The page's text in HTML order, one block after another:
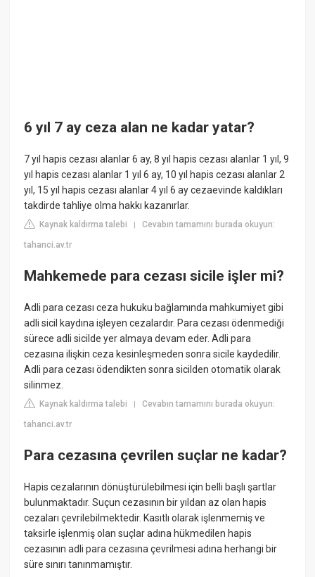
6 yıl 7 ay ceza alan ne kadar yatar?
7 yıl hapis cezası alanlar 6 ay, 8 yıl hapis cezası alanlar 1 yıl, 9
yıl hapis cezası alanlar 1 yıl 6 ay, 10 yıl hapis cezası alanlar 2
yıl, 15 yıl hapis cezası alanlar 4 yıl 6 ay cezaevinde kaldıkları
takdirde tahliye olma hakkı kazanırlar.
Kaynak kaldırma talebi |Cevabın tamamını burada okuyun:
tahanci.av.tr
Mahkemede para cezası sicile işler mi?
Adli para cezası ceza hukuku bağlamında mahkumiyet gibi
adli sicil kaydına işleyen cezalardır. Para cezası ödenmediği
sürece adli sicilde yer almaya devam eder. Adli para
cezasına ilişkin ceza kesinleşmeden sonra sicile kaydedilir.
Adli para cezası ödendikten sonra sicilden otomatik olarak
silinmez.
Kaynak kaldırma talebi |Cevabın tamamını burada okuyun:
tahanci.av.tr
Para cezasına çevrilen suçlar ne kadar?
Hapis cezalarının dönüştürülebilmesi için belli başlı şartlar
bulunmaktadır. Suçun cezasının bir yıldan az olan hapis
cezaları çevrilebilmektedir. Kasıtlı olarak işlenmemiş ve
taksirle işlenmiş olan suçlar adına hükmedilen hapis
cezasının adli para cezasına çevrilmesi adına herhangi bir
süre sınırı tanınmamıştır.